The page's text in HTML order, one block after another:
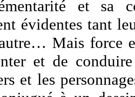
et sa
évidentes tant
Mais force
et de
et les